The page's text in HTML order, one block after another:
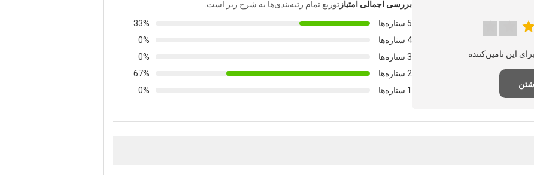
بررسی اجمالی امتیاز توزیع تمام رتبه‌بندی‌ها به شرح زیر است.
5 ستاره‌ها
33%
4 ستاره‌ها
0%
3 ستاره‌ها
0%
2 ستاره‌ها
67%
1 ستاره‌ها
0%